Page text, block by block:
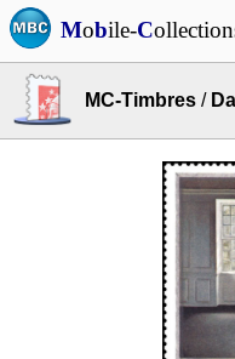
Mobile-C
MC-Timbres /